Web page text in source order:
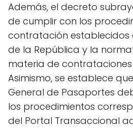
Además, el decreto
de cumplir con los
contratación establecidos
de la República y la
materia de
Asimismo, se establece
General de Pasaportes
los procedimientos
del Portal Transaccional